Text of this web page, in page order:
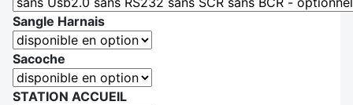
Sangle Harnais
Sacoche
STATION ACCUEIL